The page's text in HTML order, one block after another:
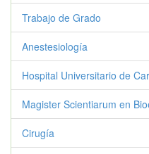
Trabajo de Grado
Anestesiología
Hospital Universitario de
Magister Scientiarum en
Cirugía